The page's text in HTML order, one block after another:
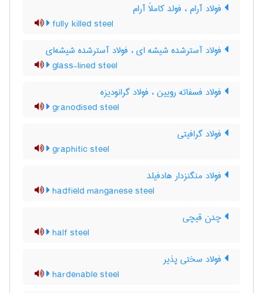
فولاد آرام ، فولد کاملاً آرام
fully killed steel
فولاد آسترشده شیشه ای ، فولاد آسترشده شیشه‌ای
glass-lined steel
فولاد فسفاته رویین ، فولاد گرانودیزه
granodised steel
فولاد گرافیتی
graphitic steel
فولاد منگنزدار هادفیلد
hadfield manganese steel
چدن قیچی
half steel
فولاد سختی پذیر
hardenable steel